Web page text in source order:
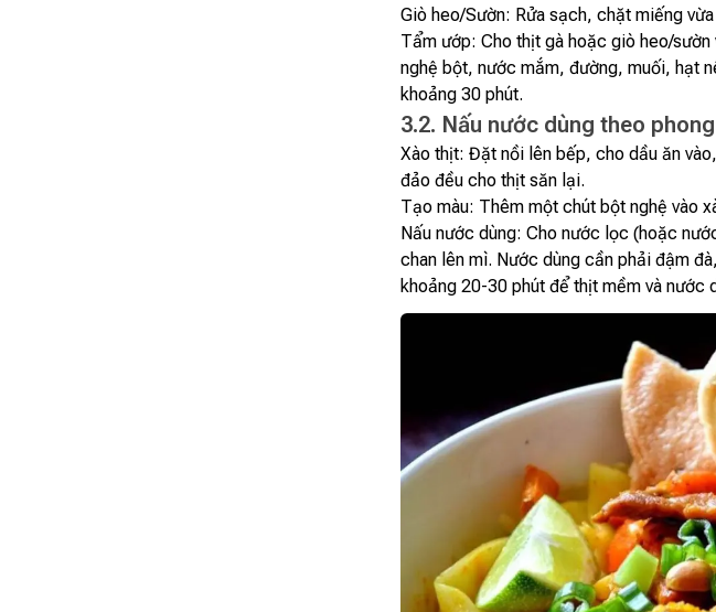
Giò heo/Sườn: Rửa sạch, chặt miếng
Tẩm ướp: Cho thịt gà hoặc giò heo/
nghệ bột, nước mắm, đường, muối, hạt
khoảng 30 phút.
3.2. Nấu nước dùng theo
Xào thịt: Đặt nồi lên bếp, cho dầu ăn
đảo đều cho thịt săn lại.
Tạo màu: Thêm một chút bột nghệ vào
Nấu nước dùng: Cho nước lọc (hoặc
chan lên mì. Nước dùng cần phải đậm
khoảng 20-30 phút để thịt mềm và nước